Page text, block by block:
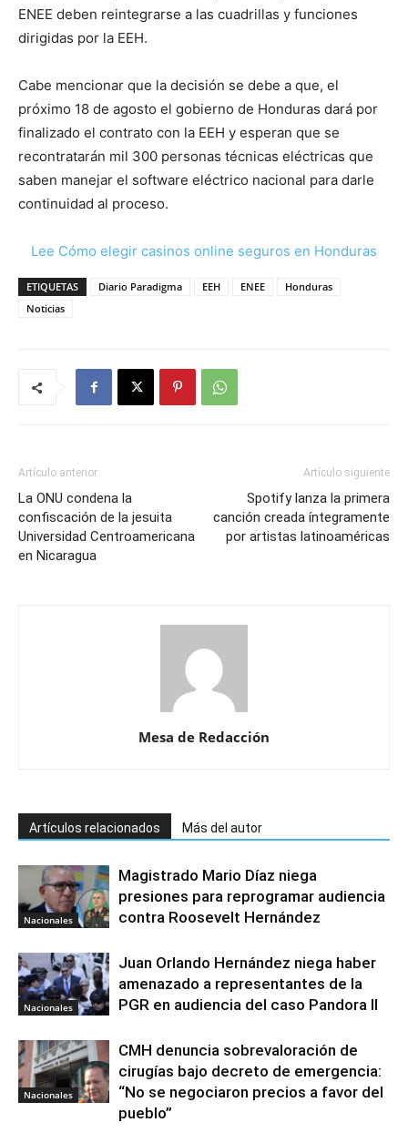
ENEE deben reintegrarse a las cuadrillas y funciones
dirigidas por la EEH.
Cabe mencionar que la decisión se debe a que, el
próximo 18 de agosto el gobierno de Honduras dará por
finalizado el contrato con la EEH y esperan que se
recontratarán mil 300 personas técnicas eléctricas que
saben manejar el software eléctrico nacional para darle
continuidad al proceso.
Lee Cómo elegir casinos online seguros en Honduras
ETIQUETAS Diario Paradigma EEH ENEE
Honduras
Noticias
Artículo anterior
La ONU condena la
confiscación de la jesuita
Universidad Centroamericana
en Nicaragua
Artículo siguiente
Spotify lanza la primera
canción creada íntegramente
por artistas latinoaméricas
Mesa de Redacción
Artículos relacionados Más del autor
Nacionales
Magistrado Mario Díaz niega
presiones para reprogramar audiencia
contra Roosevelt Hernández
Nacionales
Juan Orlando Hernández niega haber
amenazado a representantes de la
PGR en audiencia del caso Pandora II
Nacionales
CMH denuncia sobrevaloración de
cirugías bajo decreto de emergencia:
“No se negociaron precios a favor del
pueblo”